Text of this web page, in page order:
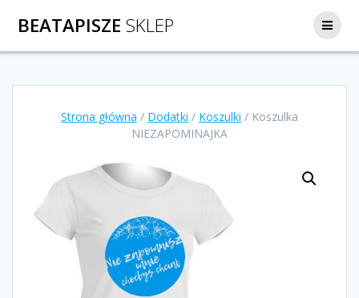
BEATAPISZE SKLEP
Strona główna / Dodatki / Koszulki / Koszulka
NIEZAPOMINAJKA